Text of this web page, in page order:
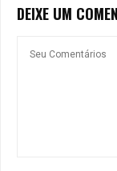
DEIXE UM